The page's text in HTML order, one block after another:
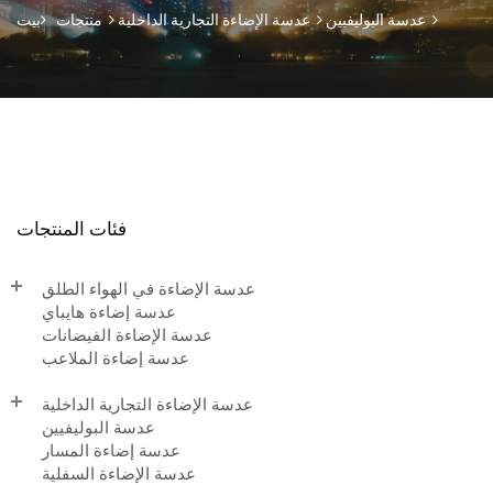
بيت منتجات عدسة الإضاءة التجارية الداخلية عدسة البوليفيين
فئات المنتجات
عدسة الإضاءة في الهواء الطلق
عدسة إضاءة هايباي
عدسة الإضاءة الفيضانات
عدسة إضاءة الملاعب
عدسة الإضاءة التجارية الداخلية
عدسة البوليفيين
عدسة إضاءة المسار
عدسة الإضاءة السفلية